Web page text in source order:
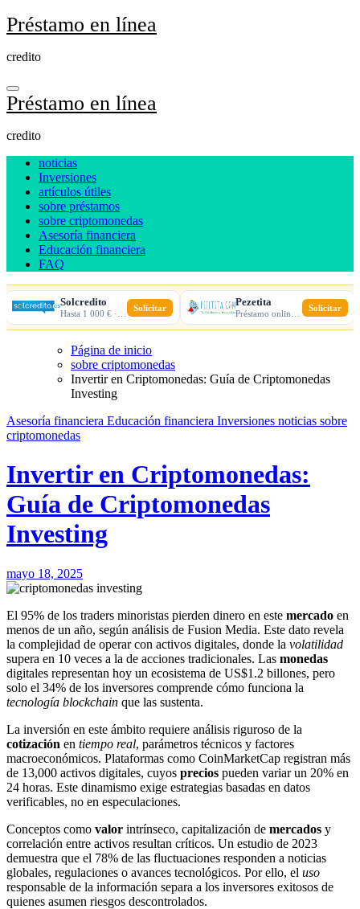
Ir
al
Préstamo en línea
credito
Préstamo en línea
credito
noticias
Inversiones
artículos útiles
sobre préstamos
sobre criptomonedas
Asesoría financiera
Educación financiera
FAQ
Solcredito Solicitar Pezetita Solicitar
Página de inicio
sobre criptomonedas
Invertir en Criptomonedas: Guía de Criptomonedas
Investing
Asesoría financiera Educación financiera Inversiones noticias sobre
criptomonedas
Invertir en Criptomonedas:
Guía de Criptomonedas
Investing
mayo 18, 2025
El 95% de los traders minoristas pierden dinero en este mercado en
menos de un año, según análisis de Fusion Media. Este dato revela
la complejidad de operar con activos digitales, donde la volatilidad
supera en 10 veces a la de acciones tradicionales. Las monedas
digitales representan hoy un ecosistema de US$1.2 billones, pero
solo el 34% de los inversores comprende cómo funciona la
tecnología blockchain que las sustenta.
La inversión en este ámbito requiere análisis riguroso de la
cotización en tiempo real, parámetros técnicos y factores
macroeconómicos. Plataformas como CoinMarketCap registran más
de 13,000 activos digitales, cuyos precios pueden variar un 20% en
24 horas. Este dinamismo exige estrategias basadas en datos
verificables, no en especulaciones.
Conceptos como valor intrínseco, capitalización de mercados y
correlación entre activos resultan críticos. Un estudio de 2023
demuestra que el 78% de las fluctuaciones responden a noticias
globales, regulaciones o avances tecnológicos. Por ello, el uso
responsable de la información separa a los inversores exitosos de
quienes asumen riesgos descontrolados.